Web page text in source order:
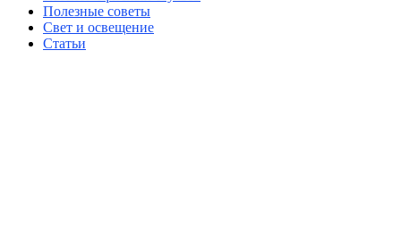
Полезные советы
Свет и освещение
Статьи